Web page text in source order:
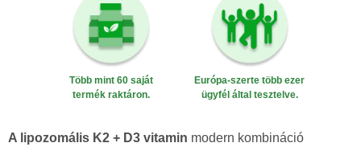
Több mint 60 saját
termék raktáron.
Európa-szerte több ezer
ügyfél által tesztelve.
A lipozomális K2 + D3 vitamin modern kombináció